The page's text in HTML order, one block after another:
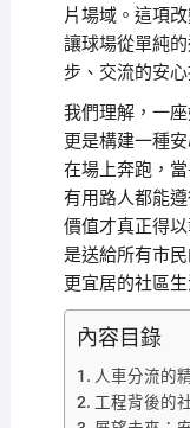
片場域。這項
讓球場從單純
步、交流的安心
我們理解，一
更是構建一種
在場上奔跑，
有用路人都能
價值才真正得
是送給所有市
更宜居的社區
內容目錄
人車分流的
工程背後的